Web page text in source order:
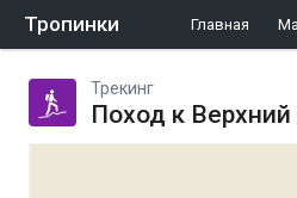
Тропинки Главная
Трекинг
Поход к